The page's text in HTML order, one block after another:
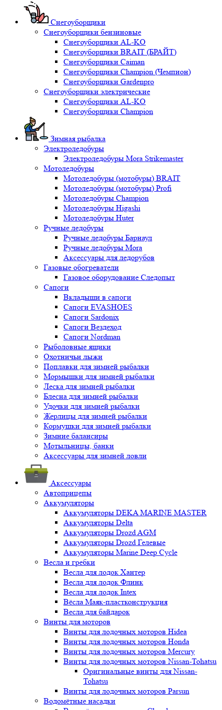
Снегоуборщики
Снегоуборщики бензиновые
Снегоуборщики AL-KO
Снегоуборщики BRAIT (БРАЙТ)
Снегоуборщики Caiman
Снегоуборщики Champion (Чемпион)
Снегоуборщики Gardenpro
Снегоуборщики электрические
Снегоуборщики AL-KO
Снегоуборщики Champion
Зимная рыбалка
Электроледобуры
Электроледобуры Mora Strikemaster
Мотоледобуры
Мотоледобуры (мотобуры) BRAIT
Мотоледобуры (мотобуры) Profi
Мотоледобуры Champion
Мотоледобуры Higashi
Мотоледобуры Huter
Ручные ледобуры
Ручные ледобуры Барнаул
Ручные ледобуры Mora
Аксессуары для ледорубов
Газовые обогреватели
Газовое оборудование Следопыт
Сапоги
Вкладыши в сапоги
Сапоги EVASHOES
Сапоги Sardonix
Сапоги Вездеход
Сапоги Nordman
Рыболовные ящики
Охотничьи лыжи
Поплавки для зимней рыбалки
Мормышки для зимней рыбалки
Леска для зимней рыбалки
Блесна для зимней рыбалки
Удочки для зимней рыбалки
Жерлицы для зимней рыбалки
Кормушки для зимней рыбалки
Зимние балансиры
Мотыльницы, банки
Аксессуары для зимней ловли
Аксессуары
Автоприцепы
Аккумуляторы
Аккумуляторы DEKA MARINE MASTER
Аккумуляторы Delta
Аккумуляторы Drozd AGM
Аккумуляторы Drozd Гелевые
Аккумуляторы Marine Deep Cycle
Весла и гребки
Весла для лодок Хантер
Весла для лодок Флинк
Весла для лодок Intex
Вёсла Маяк-пластконструкция
Весла для байдарок
Винты для моторов
Винты для лодочных моторов Hidea
Винты для лодочных моторов Honda
Винты для лодочных моторов Mercury
Винты для лодочных моторов Nissan-Tohatsu
Оригинальные винты для Nissan-
Tohatsu
Винты для лодочных моторов Parsun
Водомётные насадки